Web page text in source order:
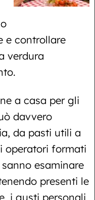
e controllare
verdura
a casa per gli
davvero
da pasti utili a
operatori formati
esaminare
presenti le
i gusti personali